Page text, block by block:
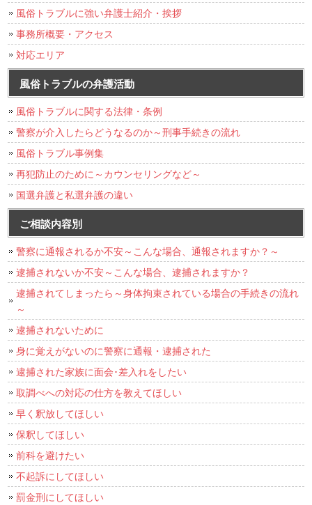
風俗トラブルに強い弁護士紹介・挨拶
事務所概要・アクセス
対応エリア
風俗トラブルの弁護活動
風俗トラブルに関する法律・条例
警察が介入したらどうなるのか～刑事手続きの流れ
風俗トラブル事例集
再犯防止のために～カウンセリングなど～
国選弁護と私選弁護の違い
ご相談内容別
警察に通報されるか不安～こんな場合、通報されますか？～
逮捕されないか不安～こんな場合、逮捕されますか？
逮捕されてしまったら～身体拘束されている場合の手続きの流れ
～
逮捕されないために
身に覚えがないのに警察に通報・逮捕された
逮捕された家族に面会･差入れをしたい
取調べへの対応の仕方を教えてほしい
早く釈放してほしい
保釈してほしい
前科を避けたい
不起訴にしてほしい
罰金刑にしてほしい